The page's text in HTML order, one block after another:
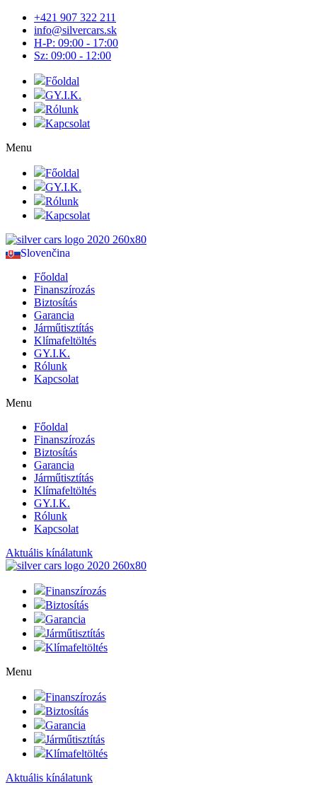
+421 907 322 211
info@silvercars.sk
H-P: 09:00 - 17:00
Sz: 09:00 - 12:00
Főoldal
GY.I.K.
Rólunk
Kapcsolat
Menu
Főoldal
GY.I.K.
Rólunk
Kapcsolat
Slovenčina
Főoldal
Finanszírozás
Biztosítás
Garancia
Járműtisztítás
Klímafeltöltés
GY.I.K.
Rólunk
Kapcsolat
Menu
Főoldal
Finanszírozás
Biztosítás
Garancia
Járműtisztítás
Klímafeltöltés
GY.I.K.
Rólunk
Kapcsolat
Aktuális kínálatunk
Finanszírozás
Biztosítás
Garancia
Járműtisztítás
Klímafeltöltés
Menu
Finanszírozás
Biztosítás
Garancia
Járműtisztítás
Klímafeltöltés
Aktuális kínálatunk